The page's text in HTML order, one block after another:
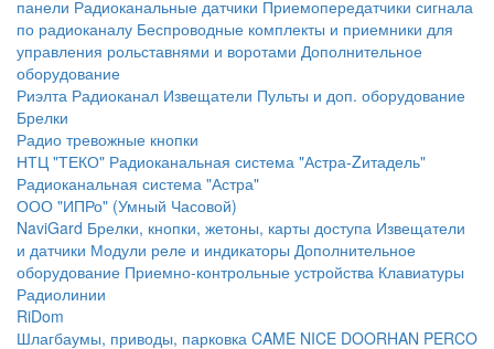
панели Радиоканальные датчики Приемопередатчики сигнала
по радиоканалу Беспроводные комплекты и приемники для
управления рольставнями и воротами Дополнительное
оборудование
Риэлта Радиоканал Извещатели Пульты и доп. оборудование
Брелки
Радио тревожные кнопки
НТЦ "ТЕКО" Радиоканальная система "Астра-Zитадель"
Радиоканальная система "Астра"
ООО "ИПРо" (Умный Часовой)
NaviGard Брелки, кнопки, жетоны, карты доступа Извещатели
и датчики Модули реле и индикаторы Дополнительное
оборудование Приемно-контрольные устройства Клавиатуры
Радиолинии
RiDom
Шлагбаумы, приводы, парковка CAME NICE DOORHAN PERCO